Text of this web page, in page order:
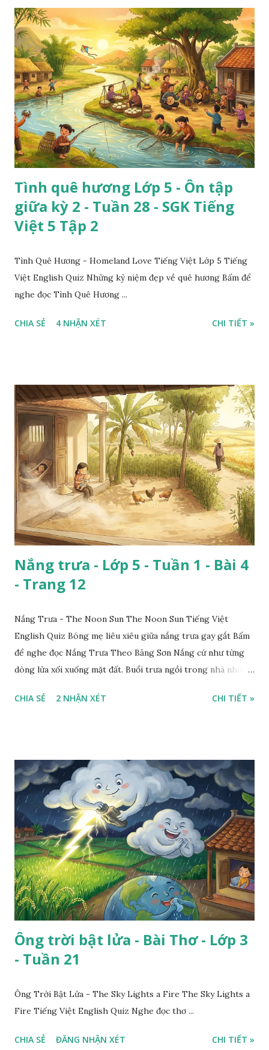
Tình quê hương Lớp 5 - Ôn tập
giữa kỳ 2 - Tuần 28 - SGK Tiếng
Việt 5 Tập 2
Tình Quê Hương - Homeland Love Tiếng Việt Lớp 5 Tiếng
Việt English Quiz Những kỷ niệm đẹp về quê hương Bấm để
nghe đọc Tình Quê Hương ...
CHIA SẺ 4 NHẬN XÉT CHI TIẾT »
Nắng trưa - Lớp 5 - Tuần 1 - Bài 4
- Trang 12
Nắng Trưa - The Noon Sun The Noon Sun Tiếng Việt
English Quiz Bóng mẹ liêu xiêu giữa nắng trưa gay gắt Bấm
để nghe đọc Nắng Trưa Theo Băng Sơn Nắng cứ như từng
dòng lửa xối xuống mặt đất. Buổi trưa ngồi trong nhà nhìn
CHIA SẺ 2 NHẬN XÉT CHI TIẾT »
Ông trời bật lửa - Bài Thơ - Lớp 3
- Tuần 21
Ông Trời Bật Lửa - The Sky Lights a Fire The Sky Lights a
Fire Tiếng Việt English Quiz Nghe đọc thơ ...
CHIA SẺ ĐĂNG NHẬN XÉT CHI TIẾT »